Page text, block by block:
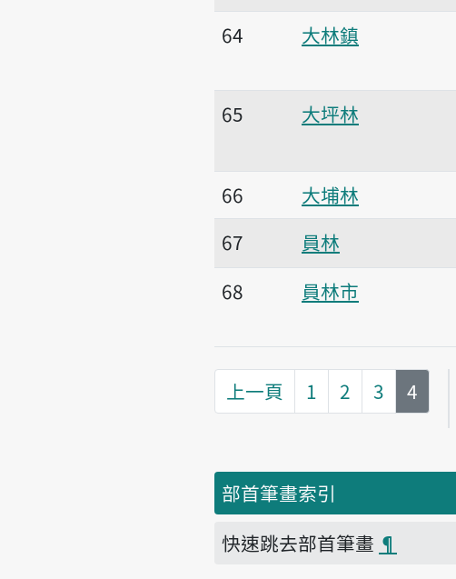
64
大林鎮
65
大坪林
66 大埔林
67
員林
68
員林市
上一頁 1 2 3 第
4
部首筆畫索引
快速跳去部首筆畫 ¶